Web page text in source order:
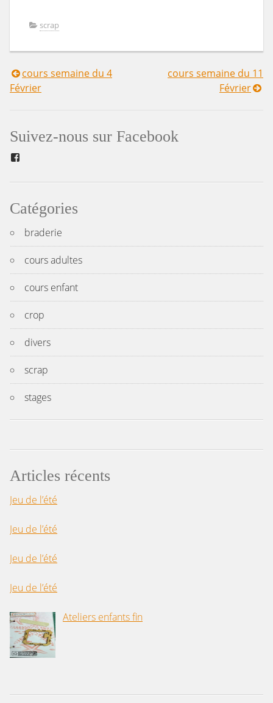
scrap
Navigation
l’article
cours semaine du 4
Février
cours semaine du 11
Février
Suivez-nous sur Facebook
Catégories
braderie
cours adultes
cours enfant
crop
divers
scrap
stages
Articles récents
Jeu de l’été
Jeu de l’été
Jeu de l’été
Jeu de l’été
Ateliers enfants fin